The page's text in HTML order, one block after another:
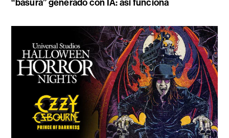
“basura” generado con IA: así funciona